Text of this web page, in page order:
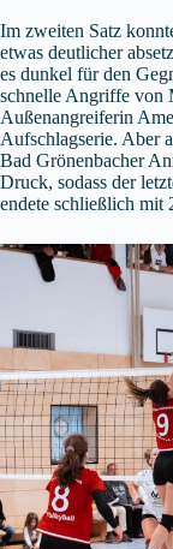
Im zweiten Satz
etwas deutlicher
es dunkel für den
schnelle Angriffe von
Außenangreiferin
Aufschlagserie. Aber
Bad Grönenbacher
Druck, sodass der
endete schließlich mit